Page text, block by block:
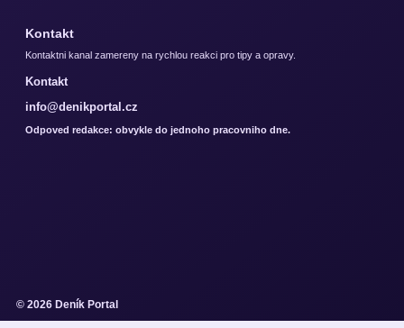
Kontakt
Kontaktni kanal zamereny na rychlou reakci pro tipy a opravy.
Kontakt
info@denikportal.cz
Odpoved redakce: obvykle do jednoho pracovniho dne.
© 2026 Deník Portal